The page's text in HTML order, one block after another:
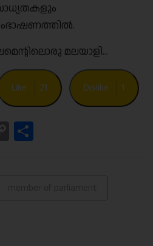
സാധ്യതകളും
മലയാളി…
Like 21 Dislike 1
Copy